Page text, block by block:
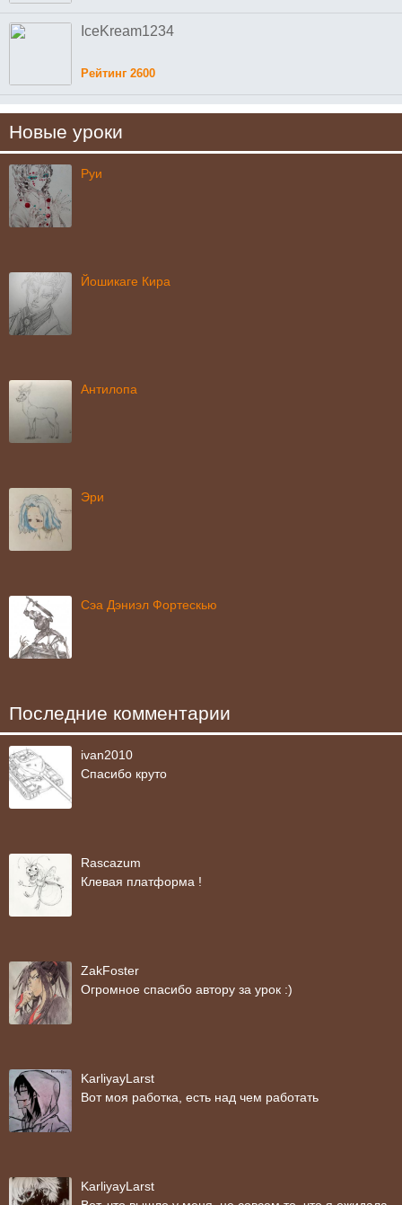
IceKream1234
Рейтинг 2600
Новые уроки
Руи
Йошикаге Кира
Антилопа
Эри
Сэа Дэниэл Фортескью
Последние комментарии
ivan2010
Спасибо круто
Rascazum
Клевая платформа !
ZakFoster
Огромное спасибо автору за урок :)
KarliyayLarst
Вот моя работка, есть над чем работать
KarliyayLarst